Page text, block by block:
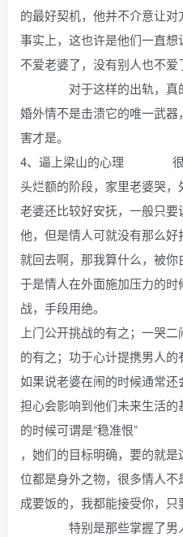
的最好契机，他并不介意让对
事实上，这也许是他们一直
不爱老婆了，没有别人也不爱
对于这样的出轨，真的
婚外情不是击溃它的唯一武
害才是。
4、逼上梁山的心理 很多
头烂额的阶段，家里老婆哭，
老婆还比较好安抚，一般只
他，但是情人可就没有那么
就回去啊，那我算什么，被你
于是情人在外面施加压力的
战，手段用绝。
上门公开挑战的有之；一哭
的有之；功于心计提携男人的
如果说老婆在闹的时候通常
担心会影响到他们未来生活
的时候可谓是“稳准恨”
，她们的目标明确，要的就
位都是身外之物，很多情人
成要饭的，我都能接受你，只
特别是那些掌握了男人